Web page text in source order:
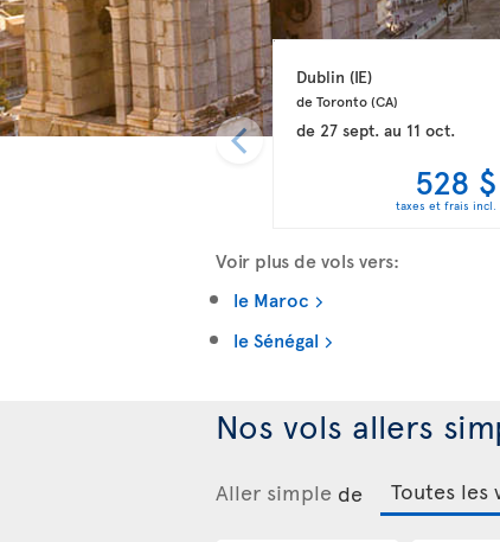
Dublin (IE)
de Toronto (CA)
de 27 sept.au 11 oct.
528 $
taxes et frais incl.
Voir plus de vols vers:
le Maroc
le Sénégal
Nos vols allers
Aller simple de